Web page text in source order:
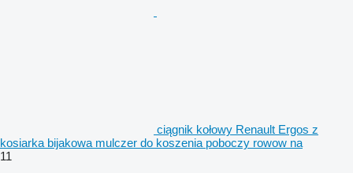
ciągnik kołowy Renault Ergos z
kosiarka bijakowa mulczer do koszenia poboczy rowow na
11